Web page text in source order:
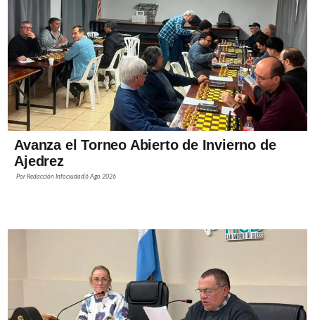
Avanza el Torneo Abierto de Invierno de
Ajedrez
PorRedacción Infociudad6 Ago 2026